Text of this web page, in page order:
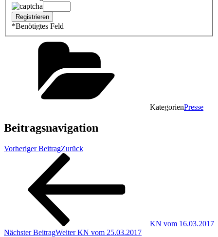
*Benötigtes Feld
KategorienPresse
Beitragsnavigation
Vorheriger BeitragZurück
KN vom 16.03.2017
Nächster BeitragWeiter KN vom 25.03.2017